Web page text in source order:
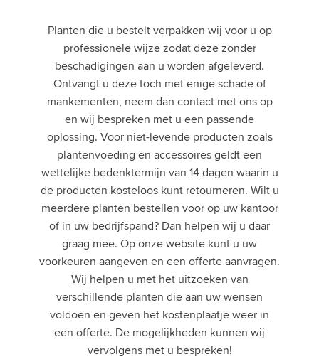
Planten die u bestelt verpakken wij voor u op
professionele wijze zodat deze zonder
beschadigingen aan u worden afgeleverd.
Ontvangt u deze toch met enige schade of
mankementen, neem dan contact met ons op
en wij bespreken met u een passende
oplossing. Voor niet-levende producten zoals
plantenvoeding en accessoires geldt een
wettelijke bedenktermijn van 14 dagen waarin u
de producten kosteloos kunt retourneren. Wilt u
meerdere planten bestellen voor op uw kantoor
of in uw bedrijfspand? Dan helpen wij u daar
graag mee. Op onze website kunt u uw
voorkeuren aangeven en een offerte aanvragen.
Wij helpen u met het uitzoeken van
verschillende planten die aan uw wensen
voldoen en geven het kostenplaatje weer in
een offerte. De mogelijkheden kunnen wij
vervolgens met u bespreken!